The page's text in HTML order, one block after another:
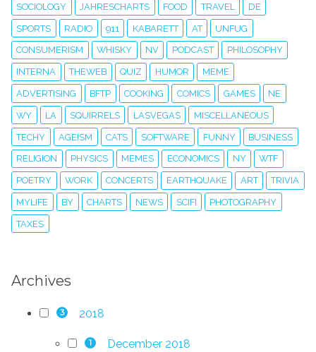
SOCIOLOGY JAHRESCHARTS FOOD TRAVEL DE
SPORTS RADIO 911 KABARETT AT UNFUG
CONSUMERISM WHISKY NV PODCAST PHILOSOPHY
INTERNA THEWEB QUIZ HUMOR MEME
ADVERTISING BFTP COOKING COMICS GAMES NE
WY LA SQUIRRELS LASVEGAS MISCELLANEOUS
TECHY AGEISM CATS SOFTWARE FUNNY BUSINESS
RELIGION PHYSICS MEMES ECONOMICS NY WTF
POETRY WORK CONCERTS EARTHQUAKE ART TRIVIA
MYLIFE BY CHARTS NEWS SCIFI PHOTOGRAPHY
TAXES
Archives
3 2018
1 December 2018